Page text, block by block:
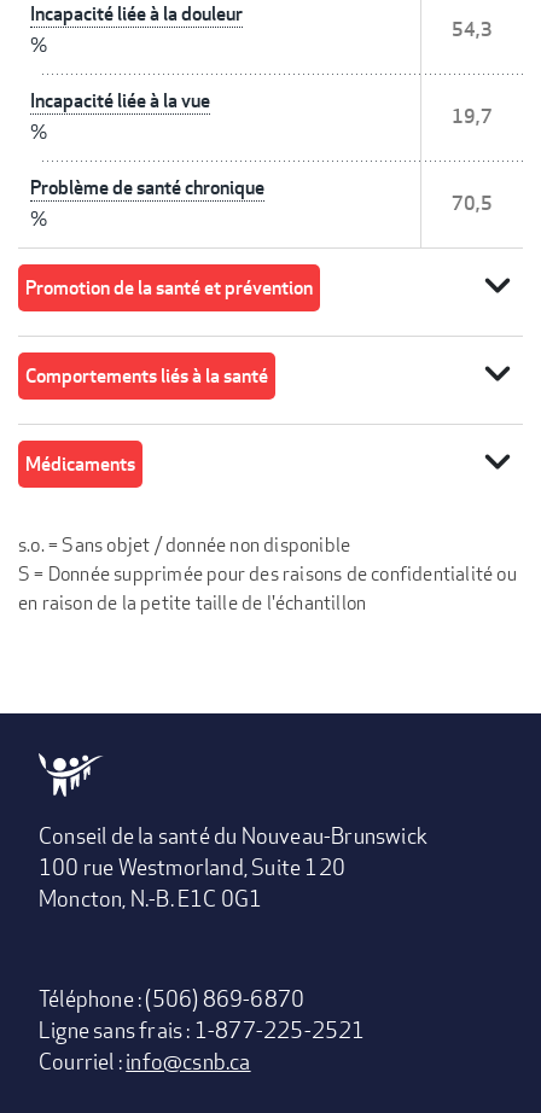
Incapacité liée à la douleur
%
54,3
Incapacité liée à la vue
%
19,7
Problème de santé chronique
%
70,5
Promotion de la santé et prévention expand_more
Comportements liés à la santé expand_more
Médicaments expand_more
s.o. = Sans objet / donnée non disponible
S = Donnée supprimée pour des raisons de confidentialité ou
en raison de la petite taille de l'échantillon
Conseil de la santé du Nouveau-Brunswick
100 rue Westmorland, Suite 120
Moncton, N.-B. E1C 0G1
Téléphone : (506) 869-6870
Ligne sans frais : 1-877-225-2521
Courriel :info@csnb.ca